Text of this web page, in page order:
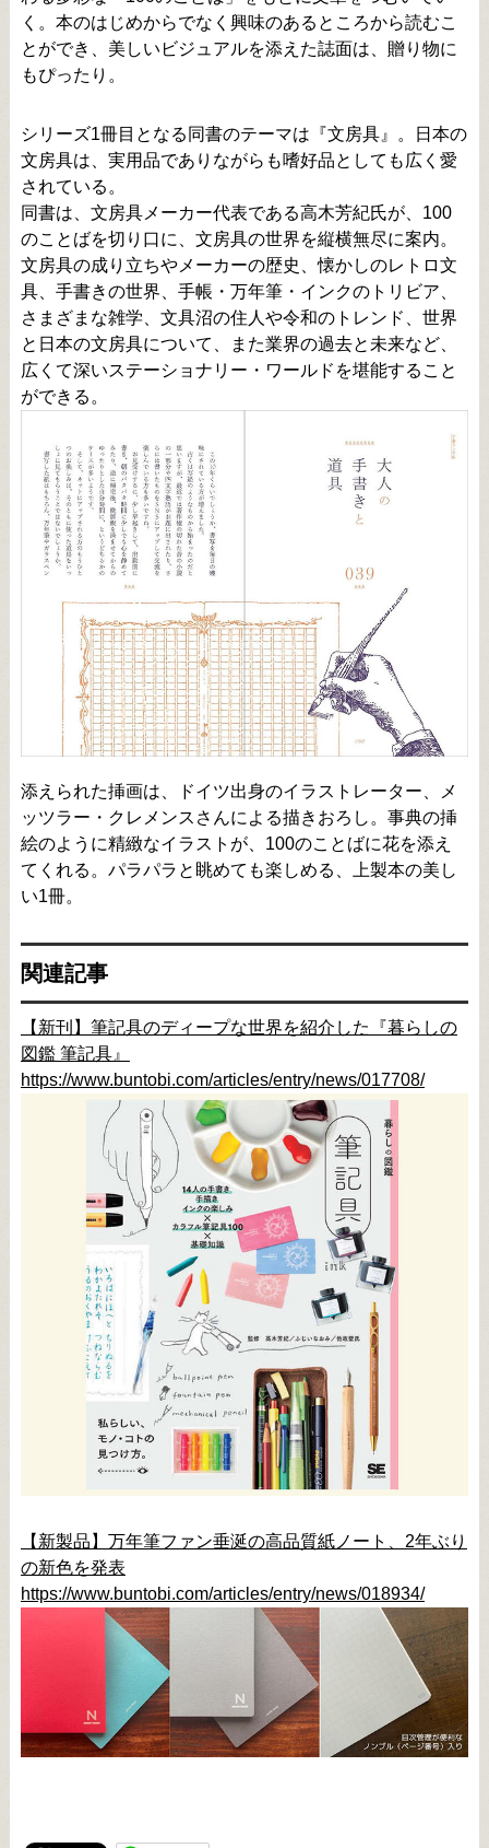
く。本のはじめからでなく興味のあるところから読むこ
とができ、美しいビジュアルを添えた誌面は、贈り物に
もぴったり。
シリーズ1冊目となる同書のテーマは『文房具』。日本の
文房具は、実用品でありながらも嗜好品としても広く愛
されている。
同書は、文房具メーカー代表である高木芳紀氏が、100
のことばを切り口に、文房具の世界を縦横無尽に案内。
文房具の成り立ちやメーカーの歴史、懐かしのレトロ文
具、手書きの世界、手帳・万年筆・インクのトリビア、
さまざまな雑学、文具沼の住人や令和のトレンド、世界
と日本の文房具について、また業界の過去と未来など、
広くて深いステーショナリー・ワールドを堪能すること
ができる。
添えられた挿画は、ドイツ出身のイラストレーター、メ
ッツラー・クレメンスさんによる描きおろし。事典の挿
絵のように精緻なイラストが、100のことばに花を添え
てくれる。パラパラと眺めても楽しめる、上製本の美し
い1冊。
関連記事
【新刊】筆記具のディープな世界を紹介した『暮らしの
図鑑 筆記具』
https://www.buntobi.com/articles/entry/news/017708/
【新製品】万年筆ファン垂涎の高品質紙ノート、2年ぶり
の新色を発表
https://www.buntobi.com/articles/entry/news/018934/